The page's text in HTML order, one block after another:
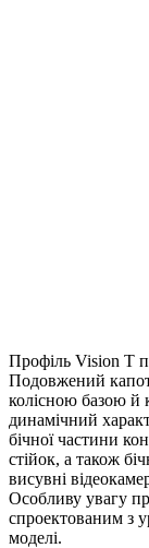
Профіль Vision T
Подовжений капот
колісною базою й
динамічний
бічної частини
стійок, а також
висувні
Особливу увагу
спроектованим з
моделі.